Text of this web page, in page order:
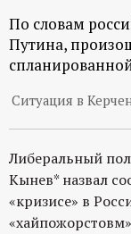
По словам
Путина,
Ситуация в
Либеральный
Кынев* назвал
«кризисе» в
«хайпожорстовм»